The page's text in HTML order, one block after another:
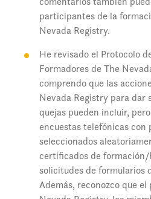
participantes de la
Nevada Registry.
He revisado el Protocolo
Formadores de The
comprendo que las
Nevada Registry para dar
quejas pueden incluir,
encuestas telefónicas
seleccionados
certificados de
solicitudes de formularios
Además, reconozco que el